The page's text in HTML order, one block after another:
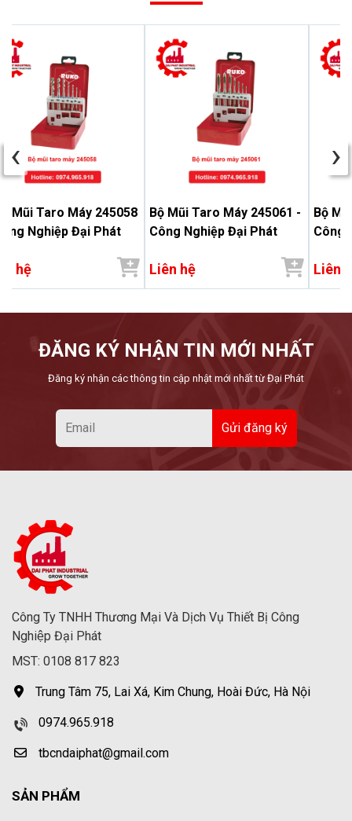
Mũi Taro Máy 245058
Nghiệp Đại Phát
hệ
Bộ Mũi Taro Máy 245061 -
Công Nghiệp Đại Phát
Liên hệ
Bộ
Công
Liên
‹ ›
ĐĂNG KÝ NHẬN TIN MỚI NHẤT
Đăng ký nhận các thông tin cập nhật mới nhất từ Đại Phát
Công Ty TNHH Thương Mại Và Dịch Vụ Thiết Bị Công
Nghiệp Đại Phát
MST: 0108 817 823
Trung Tâm 75, Lai Xá, Kim Chung, Hoài Đức, Hà Nội
0974.965.918
tbcndaiphat@gmail.com
SẢN PHẨM